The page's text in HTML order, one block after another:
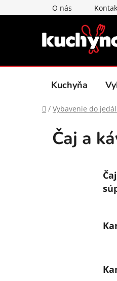
na
O nás
Kuchyňa
Domov
/ Vybavenie do
Čaj a